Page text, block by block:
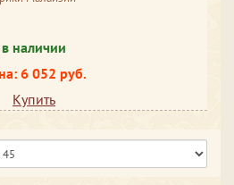
в наличии
6 052 руб.
Купить